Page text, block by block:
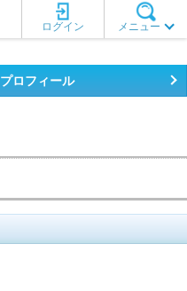
メニュー
ログイン
プロフィール